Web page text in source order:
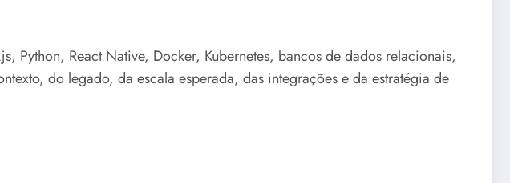
Python, React Native, Docker, Kubernetes, bancos de dados relacionais,
do legado, da escala esperada, das integrações e da estratégia de